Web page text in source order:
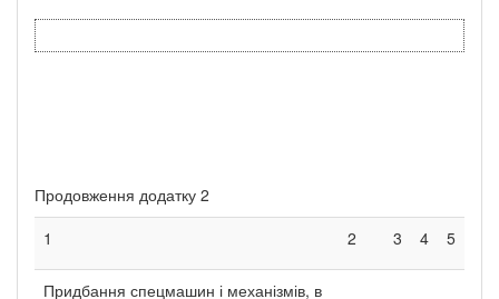
Продовження додатку 2
1
2 3 4 5
Придбання спецмашин і механізмів, в